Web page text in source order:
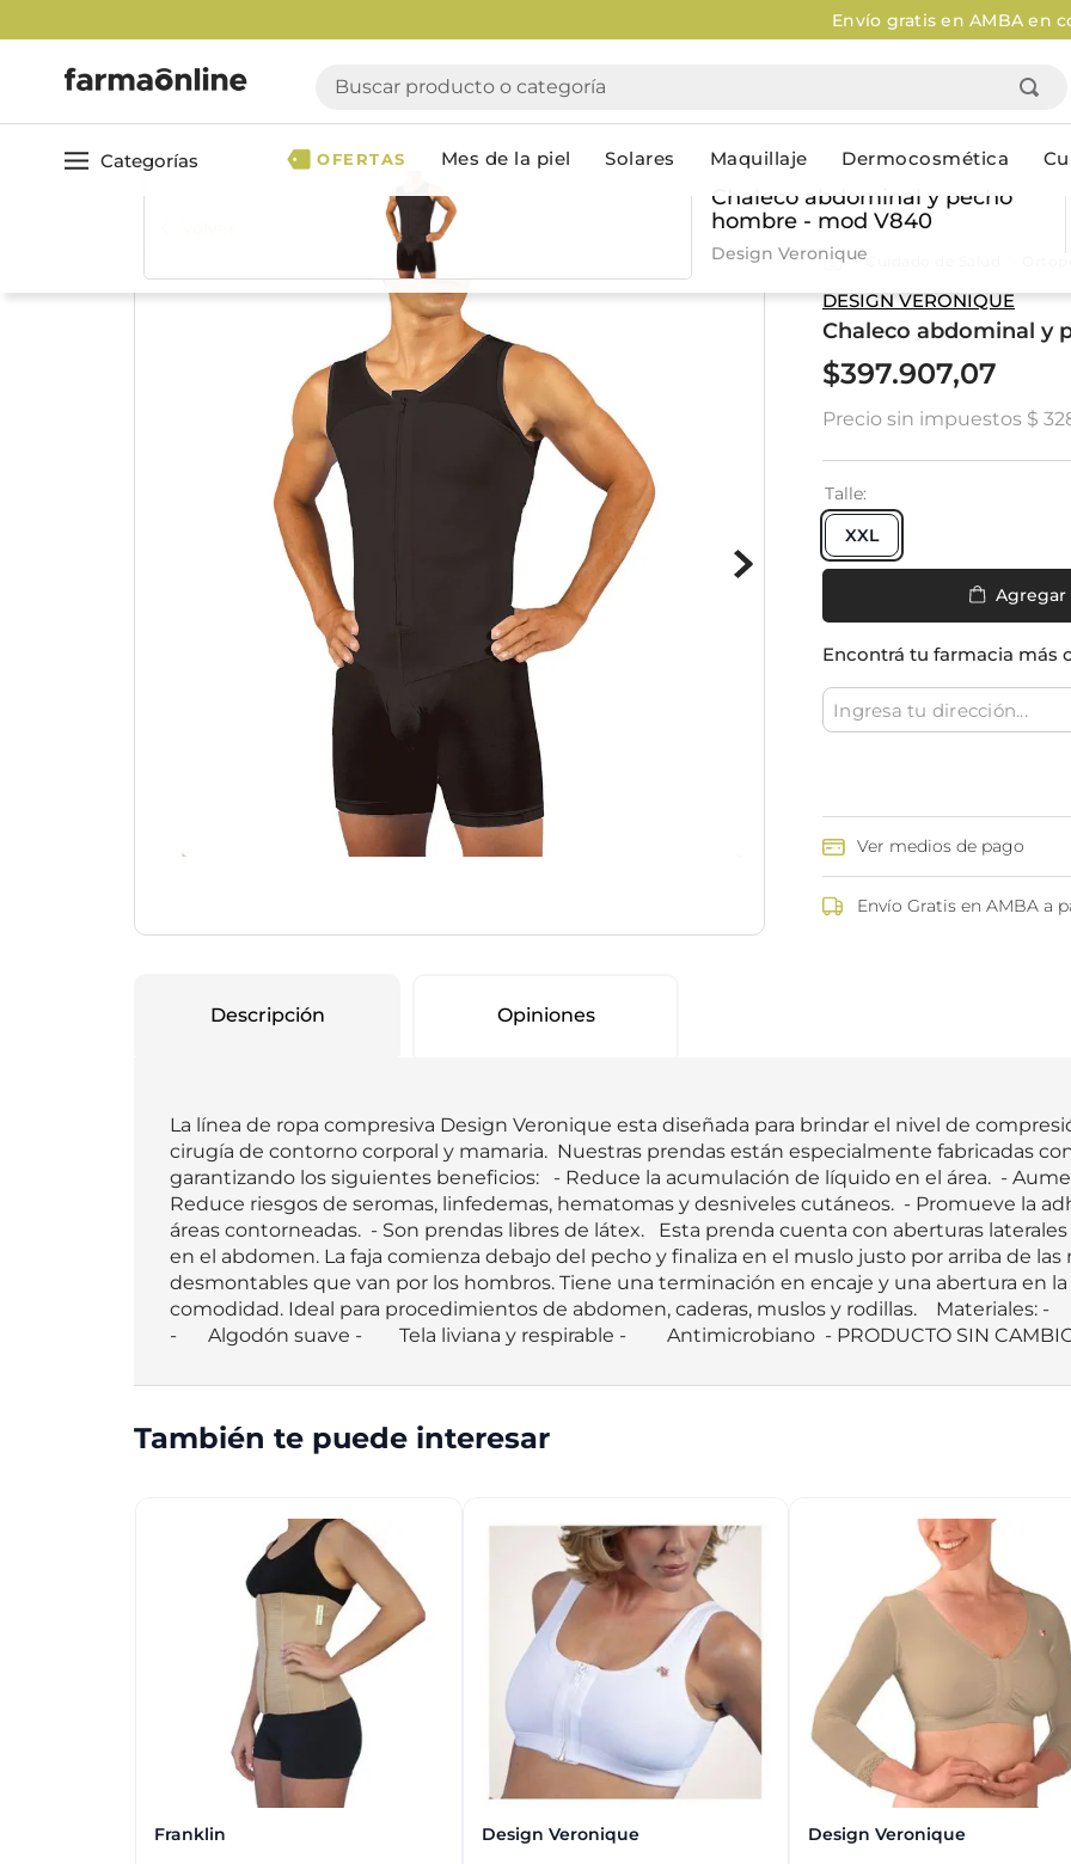
Envío gratis en AMBA en compras mayores a $120.000
Buscar producto o categoría
Categorías
Dermocosmética
Ver todo
Cuidado del Cabello
Acondicionador
Geles & fijadores
Shampoo
Tinturas & coloración
Tratamientos capilares
Cuidado de la piel Higiene
Afeitado
Productos
Protección Femenina
Protectores diarios
Copas menstruales
Toallas con y sin alas
Protectores mamarios
Talcos & polvos pédicos
OFERTAS Mes de la piel Solares Maquillaje Dermocosmética
Chaleco abdominal y pecho
hombre - mod V840
Design VeroniqueCuidado de Salud
DESIGN VERONIQUE
Chaleco abdominal y
$397.907,07
Precio sin impuestos $
Talle
XXL
Agregar
Encontrá tu farmacia más
Ver medios de pago
Envío Gratis en AMBA a
Descripción Opiniones
La línea de ropa compresiva Design Veronique esta diseñada para brindar el nivel de
cirugía de contorno corporal y mamaria.  Nuestras prendas están especialmente fabricadas
garantizando los siguientes beneficios:   - Reduce la acumulación de líquido en el área.  -
Reduce riesgos de seromas, linfedemas, hematomas y desniveles cutáneos.  - Promueve la
áreas contorneadas.  - Son prendas libres de látex.   Esta prenda cuenta con aberturas
en el abdomen. La faja comienza debajo del pecho y finaliza en el muslo justo por arriba de las
desmontables que van por los hombros. Tiene una terminación en encaje y una abertura en
comodidad. Ideal para procedimientos de abdomen, caderas, muslos y rodillas.    Materiales: - 	Libre de Latex - 	Nylon/Spandex
- 	Algodón suave - 	Tela liviana y respirable - 	Antimicrobiano  -
También te puede interesar
Franklin Design Veronique Design Veronique